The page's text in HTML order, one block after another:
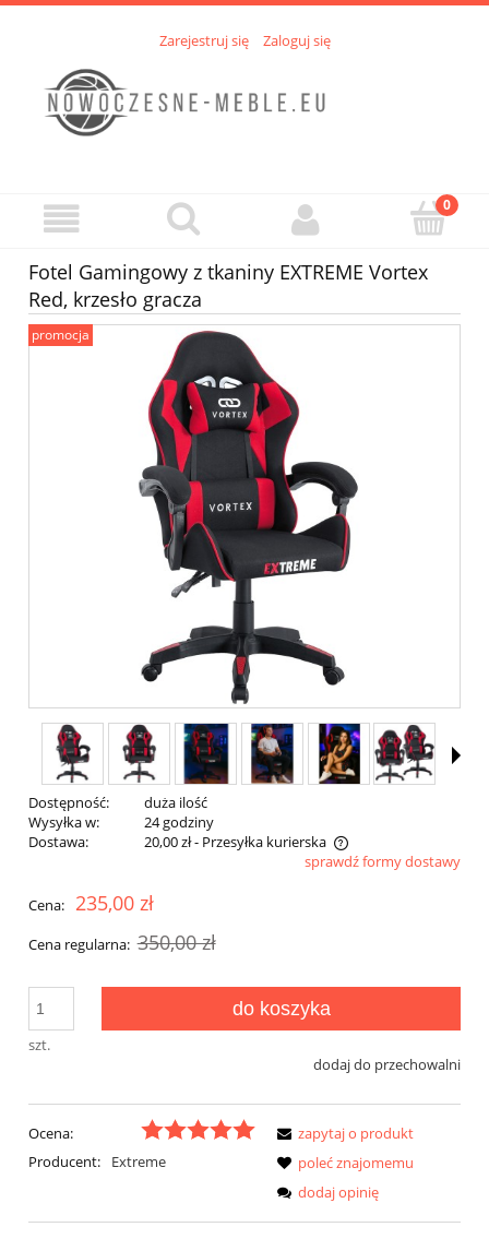
Zarejestruj się Zaloguj się
Fotel Gamingowy z tkaniny EXTREME Vortex
Red, krzesło gracza
promocja
Dostępność:
duża ilość
Wysyłka w:
24 godziny
Dostawa:
20,00 zł- Przesyłka kurierska
Cena nie zawiera ewentualnych kosztów płatnościsprawdź formy dostawy
Cena: 235,00 zł
Cena regularna: 350,00 zł
szt.
do koszyka
dodaj do przechowalni
Ocena:
Producent:
Extreme
zapytaj o produkt
poleć znajomemu
dodaj opinię